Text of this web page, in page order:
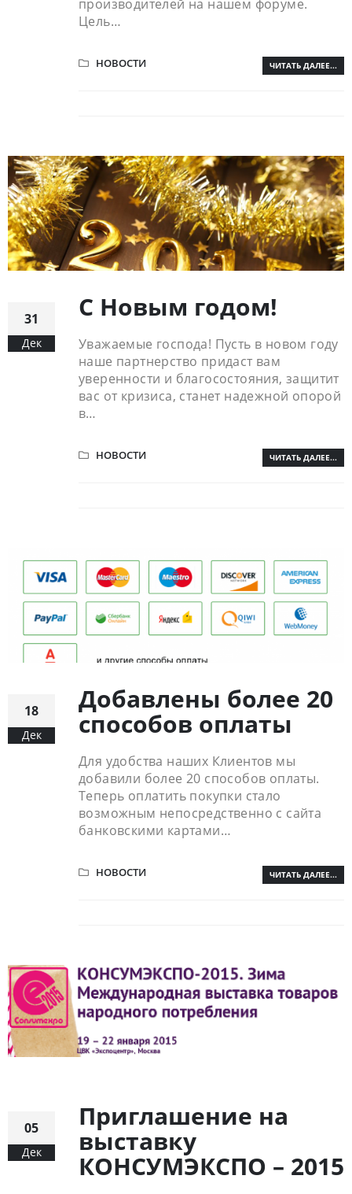
производителей на нашем форуме.
Цель…
НОВОСТИ ЧИТАТЬ ДАЛЕЕ...
31
Дек
С Новым годом!
Уважаемые господа! Пусть в новом году
наше партнерство придаст вам
уверенности и благосостояния, защитит
вас от кризиса, станет надежной опорой
в…
НОВОСТИ ЧИТАТЬ ДАЛЕЕ...
18
Дек
Добавлены более 20
способов оплаты
Для удобства наших Клиентов мы
добавили более 20 способов оплаты.
Теперь оплатить покупки стало
возможным непосредственно с сайта
банковскими картами…
НОВОСТИ ЧИТАТЬ ДАЛЕЕ...
05
Дек
Приглашение на
выставку
КОНСУМЭКСПО – 2015